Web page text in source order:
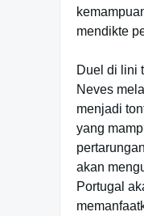
mendikte
Duel di lini
Neves
menjadi
yang
akan
Portugal